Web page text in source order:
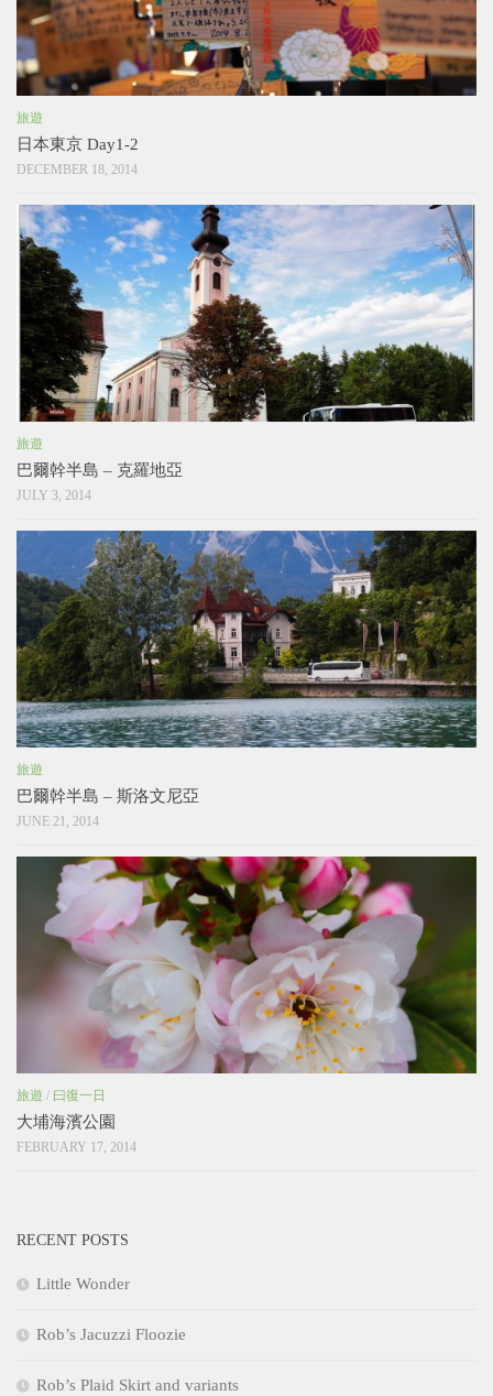
旅遊
日本東京 Day1-2
DECEMBER 18, 2014
旅遊
巴爾幹半島 – 克羅地亞
JULY 3, 2014
旅遊
巴爾幹半島 – 斯洛文尼亞
JUNE 21, 2014
旅遊 / 曰復一日
大埔海濱公園
FEBRUARY 17, 2014
RECENT POSTS
Little Wonder
Rob’s Jacuzzi Floozie
Rob’s Plaid Skirt and variants